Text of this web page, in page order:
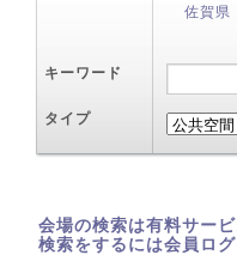
佐賀県
キーワード
タイプ
会場の検索は有料サービ
検索をするには会員ログ